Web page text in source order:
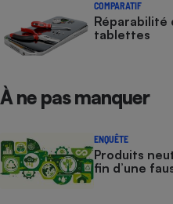
COMPARATIF
Réparabilité
tablettes
À ne pas manquer
ENQUÊTE
Produits
fin d’une